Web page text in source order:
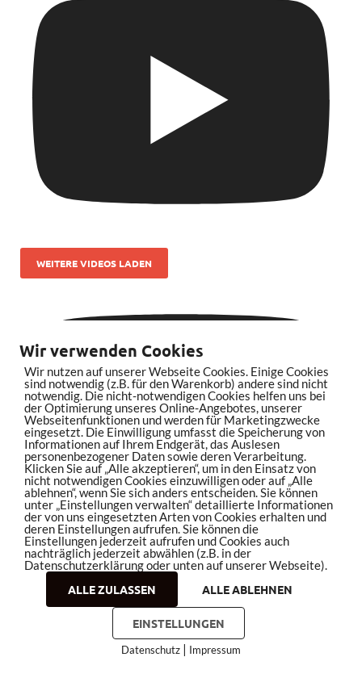
WEITERE VIDEOS LADEN
bleistiftrocker.de auf YouTube abonnieren
Wir verwenden Cookies
Wir nutzen auf unserer Webseite Cookies. Einige Cookies
sind notwendig (z.B. für den Warenkorb) andere sind nicht
notwendig. Die nicht-notwendigen Cookies helfen uns bei
der Optimierung unseres Online-Angebotes, unserer
Webseitenfunktionen und werden für Marketingzwecke
eingesetzt. Die Einwilligung umfasst die Speicherung von
Informationen auf Ihrem Endgerät, das Auslesen
personenbezogener Daten sowie deren Verarbeitung.
Klicken Sie auf „Alle akzeptieren“, um in den Einsatz von
nicht notwendigen Cookies einzuwilligen oder auf „Alle
ablehnen“, wenn Sie sich anders entscheiden. Sie können
unter „Einstellungen verwalten“ detaillierte Informationen
der von uns eingesetzten Arten von Cookies erhalten und
deren Einstellungen aufrufen. Sie können die
Einstellungen jederzeit aufrufen und Cookies auch
nachträglich jederzeit abwählen (z.B. in der
Datenschutzerklärung oder unten auf unserer Webseite).
ALLE ZULASSEN
ALLE ABLEHNEN
EINSTELLUNGEN
Datenschutz | Impressum